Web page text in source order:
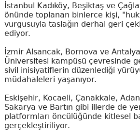
İstanbul Kadıköy, Beşiktaş ve
önünde toplanan binlerce kişi,
vurgusuyla taslağın derhal geri
ediyor.
İzmir Alsancak, Bornova ve
Üniversitesi kampüsü çevresinde
sivil inisiyatiflerin düzenlediği
müdahaleleri yaşanıyor.
Eskişehir, Kocaeli, Çanakkale,
Sakarya ve Bartın gibi illerde de
platformları öncülüğünde kitlesel
gerçekleştiriliyor.